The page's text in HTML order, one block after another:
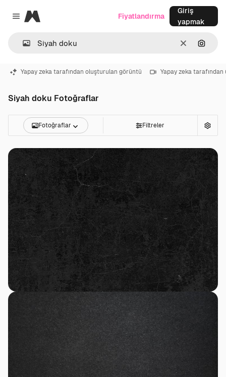
Close menu
Magnific
Temizlemek
Fiyatlandırma
Giriş
yapmak
Yapay zeka tarafından oluşturulan görüntü Yapay zeka
Siyah doku Fotoğraflar
Fotoğraflar Filtreler